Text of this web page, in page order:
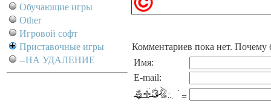
Обучающие игры
Other
Игровой софт
Приставочные игры
--НА УДАЛЕНИЕ
Комментариев пока нет. Почему
Имя:
E-mail:
=